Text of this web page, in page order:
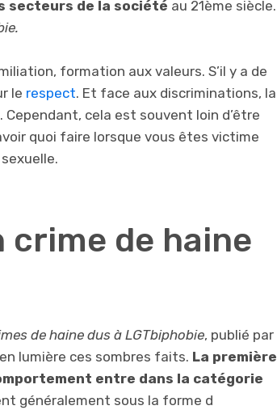
secteurs de la société au 21ème siècle.
formation aux valeurs. S’il y a de
le respect. Et face aux discriminations, la
cela est souvent loin d’être
quoi faire lorsque vous êtes victime
crime de haine
de haine dus à LGTbiphobie, publié par
lumière ces sombres faits. La première
entre dans la catégorie
généralement sous la forme d